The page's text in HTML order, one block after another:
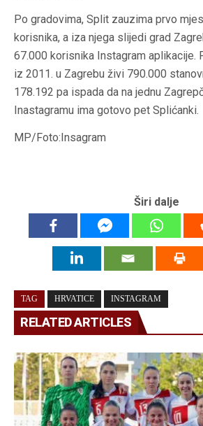
Po gradovima, Split zauzima prvo
korisnika, a iza njega slijedi grad
67.000 korisnika Instagram aplikacije.
iz 2011. u Zagrebu živi 790.000
178.192 pa ispada da na jednu
Inastagramu ima gotovo pet Splićanki.
MP/Foto:Insagram
Širi dalje
TAG HRVATICE INSTAGRAM
RELATED ARTICLES